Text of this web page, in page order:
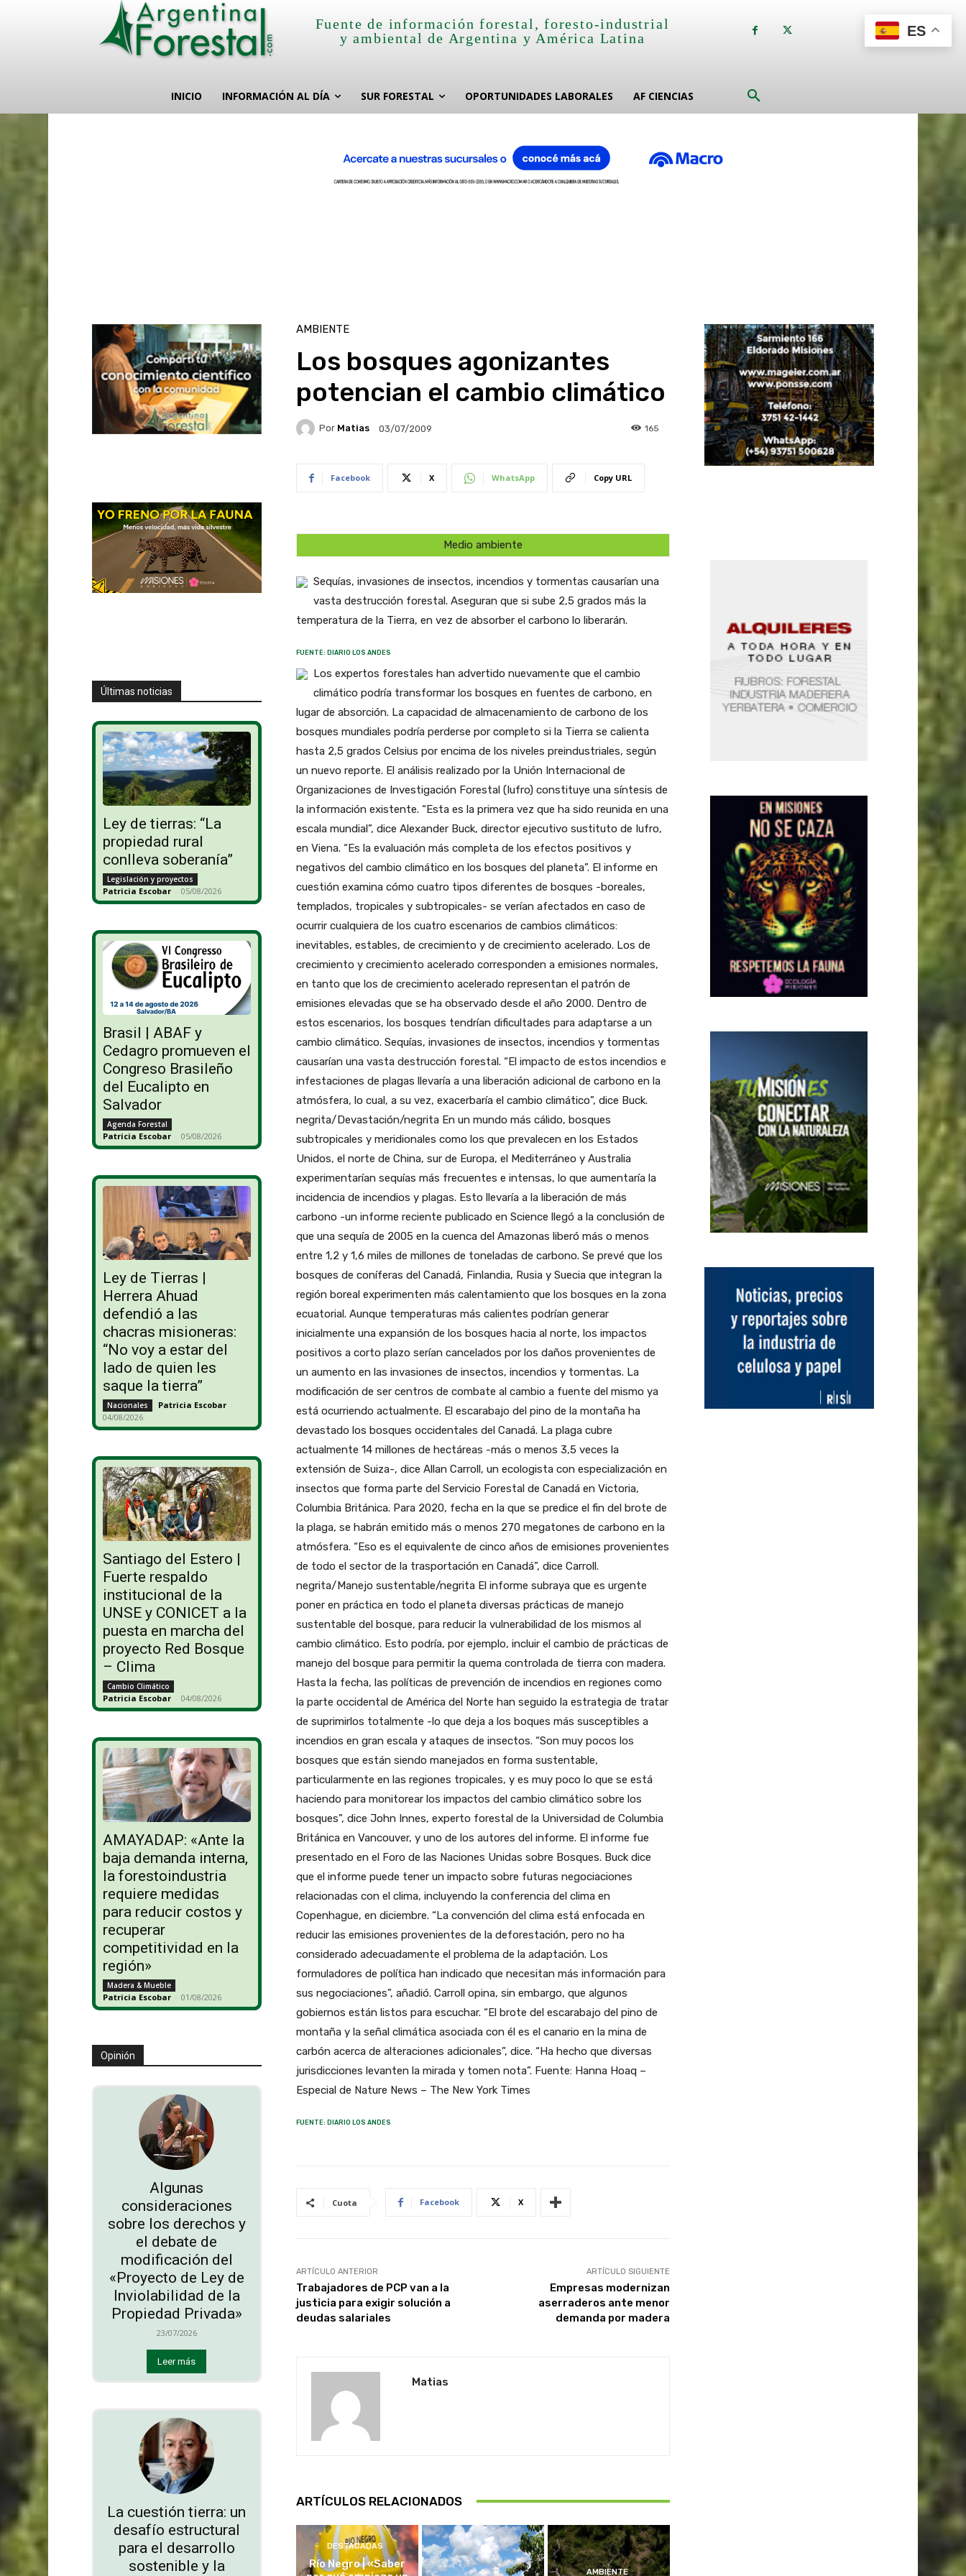
Fuente de información forestal, foresto-industrial
y ambiental de Argentina y América Latina
INICIO INFORMACIÓN AL DÍA SUR FORESTAL OPORTUNIDADES LABORALES AF CIENCIAS
Últimas noticias
Ley de tierras: “La
propiedad rural
conlleva soberanía”
Legislación y proyectos
Patricia Escobar - 05/08/2026
Brasil | ABAF y
Cedagro promueven el
Congreso Brasileño
del Eucalipto en
Salvador
Agenda Forestal
Patricia Escobar - 05/08/2026
Ley de Tierras |
Herrera Ahuad
defendió a las
chacras misioneras:
“No voy a estar del
lado de quien les
saque la tierra”
Nacionales Patricia Escobar -
04/08/2026
Santiago del Estero |
Fuerte respaldo
institucional de la
UNSE y CONICET a la
puesta en marcha del
proyecto Red Bosque
– Clima
Cambio Climático
Patricia Escobar - 04/08/2026
AMAYADAP: «Ante la
baja demanda interna,
la forestoindustria
requiere medidas
para reducir costos y
recuperar
competitividad en la
región»
Madera & Mueble
Patricia Escobar - 01/08/2026
Opinión
Algunas
consideraciones
sobre los derechos y
el debate de
modificación del
«Proyecto de Ley de
Inviolabilidad de la
Propiedad Privada»
23/07/2026
Leer más
La cuestión tierra: un
desafío estructural
para el desarrollo
sostenible y la
AMBIENTE
Los bosques agonizantes
potencian el cambio climático
Por Matias 03/07/2009 165
Facebook X WhatsApp Copy URL
Medio ambiente
Sequías, invasiones de insectos, incendios y tormentas causarían una
vasta destrucción forestal. Aseguran que si sube 2,5 grados más la
temperatura de la Tierra, en vez de absorber el carbono lo liberarán.
FUENTE: DIARIO LOS ANDES
Los expertos forestales han advertido nuevamente que el cambio
climático podría transformar los bosques en fuentes de carbono, en
lugar de absorción. La capacidad de almacenamiento de carbono de los
bosques mundiales podría perderse por completo si la Tierra se calienta
hasta 2,5 grados Celsius por encima de los niveles preindustriales, según
un nuevo reporte. El análisis realizado por la Unión Internacional de
Organizaciones de Investigación Forestal (Iufro) constituye una síntesis de
la información existente. “Esta es la primera vez que ha sido reunida en una
escala mundial”, dice Alexander Buck, director ejecutivo sustituto de Iufro,
en Viena. “Es la evaluación más completa de los efectos positivos y
negativos del cambio climático en los bosques del planeta”. El informe en
cuestión examina cómo cuatro tipos diferentes de bosques -boreales,
templados, tropicales y subtropicales- se verían afectados en caso de
ocurrir cualquiera de los cuatro escenarios de cambios climáticos:
inevitables, estables, de crecimiento y de crecimiento acelerado. Los de
crecimiento y crecimiento acelerado corresponden a emisiones normales,
en tanto que los de crecimiento acelerado representan el patrón de
emisiones elevadas que se ha observado desde el año 2000. Dentro de
estos escenarios, los bosques tendrían dificultades para adaptarse a un
cambio climático. Sequías, invasiones de insectos, incendios y tormentas
causarían una vasta destrucción forestal. “El impacto de estos incendios e
infestaciones de plagas llevaría a una liberación adicional de carbono en la
atmósfera, lo cual, a su vez, exacerbaría el cambio climático”, dice Buck.
negrita/Devastación/negrita En un mundo más cálido, bosques
subtropicales y meridionales como los que prevalecen en los Estados
Unidos, el norte de China, sur de Europa, el Mediterráneo y Australia
experimentarían sequías más frecuentes e intensas, lo que aumentaría la
incidencia de incendios y plagas. Esto llevaría a la liberación de más
carbono -un informe reciente publicado en Science llegó a la conclusión de
que una sequía de 2005 en la cuenca del Amazonas liberó más o menos
entre 1,2 y 1,6 miles de millones de toneladas de carbono. Se prevé que los
bosques de coníferas del Canadá, Finlandia, Rusia y Suecia que integran la
región boreal experimenten más calentamiento que los bosques en la zona
ecuatorial. Aunque temperaturas más calientes podrían generar
inicialmente una expansión de los bosques hacia al norte, los impactos
positivos a corto plazo serían cancelados por los daños provenientes de
un aumento en las invasiones de insectos, incendios y tormentas. La
modificación de ser centros de combate al cambio a fuente del mismo ya
está ocurriendo actualmente. El escarabajo del pino de la montaña ha
devastado los bosques occidentales del Canadá. La plaga cubre
actualmente 14 millones de hectáreas -más o menos 3,5 veces la
extensión de Suiza-, dice Allan Carroll, un ecologista con especialización en
insectos que forma parte del Servicio Forestal de Canadá en Victoria,
Columbia Británica. Para 2020, fecha en la que se predice el fin del brote de
la plaga, se habrán emitido más o menos 270 megatones de carbono en la
atmósfera. “Eso es el equivalente de cinco años de emisiones provenientes
de todo el sector de la trasportación en Canadá”, dice Carroll.
negrita/Manejo sustentable/negrita El informe subraya que es urgente
poner en práctica en todo el planeta diversas prácticas de manejo
sustentable del bosque, para reducir la vulnerabilidad de los mismos al
cambio climático. Esto podría, por ejemplo, incluir el cambio de prácticas de
manejo del bosque para permitir la quema controlada de tierra con madera.
Hasta la fecha, las políticas de prevención de incendios en regiones como
la parte occidental de América del Norte han seguido la estrategia de tratar
de suprimirlos totalmente -lo que deja a los boques más susceptibles a
incendios en gran escala y ataques de insectos. “Son muy pocos los
bosques que están siendo manejados en forma sustentable,
particularmente en las regiones tropicales, y es muy poco lo que se está
haciendo para monitorear los impactos del cambio climático sobre los
bosques”, dice John Innes, experto forestal de la Universidad de Columbia
Británica en Vancouver, y uno de los autores del informe. El informe fue
presentado en el Foro de las Naciones Unidas sobre Bosques. Buck dice
que el informe puede tener un impacto sobre futuras negociaciones
relacionadas con el clima, incluyendo la conferencia del clima en
Copenhague, en diciembre. “La convención del clima está enfocada en
reducir las emisiones provenientes de la deforestación, pero no ha
considerado adecuadamente el problema de la adaptación. Los
formuladores de política han indicado que necesitan más información para
sus negociaciones”, añadió. Carroll opina, sin embargo, que algunos
gobiernos están listos para escuchar. “El brote del escarabajo del pino de
montaña y la señal climática asociada con él es el canario en la mina de
carbón acerca de alteraciones adicionales”, dice. “Ha hecho que diversas
jurisdicciones levanten la mirada y tomen nota”. Fuente: Hanna Hoaq –
Especial de Nature News – The New York Times
FUENTE: DIARIO LOS ANDES
Cuota Facebook X
ARTÍCULO ANTERIOR
Trabajadores de PCP van a la
justicia para exigir solución a
deudas salariales
ARTÍCULO SIGUIENTE
Empresas modernizan
aserraderos ante menor
demanda por madera
Matias
ARTÍCULOS RELACIONADOS
DESTACADAS
Río Negro | «Saber
AMBIENTE
ES